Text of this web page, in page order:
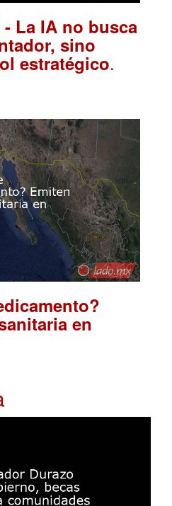
- La IA no busca
sino
estratégico.
en